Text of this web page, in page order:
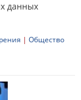
данных
| Общество